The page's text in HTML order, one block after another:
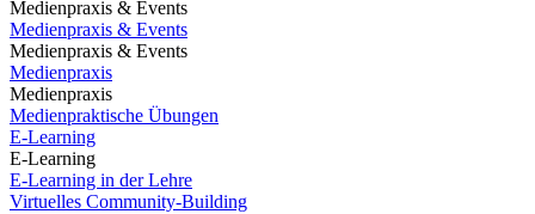
Medienpraxis & Events
Medienpraxis & Events
Medienpraxis & Events
Medienpraxis
Medienpraxis
Medienpraktische Übungen
E-Learning
E-Learning
E-Learning in der Lehre
Virtuelles Community-Building